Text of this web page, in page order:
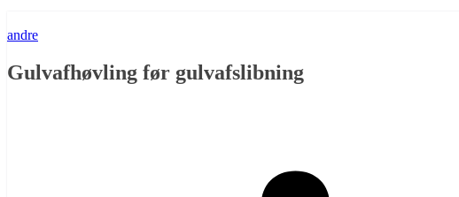
andre
Gulvafhøvling før gulvafslibning